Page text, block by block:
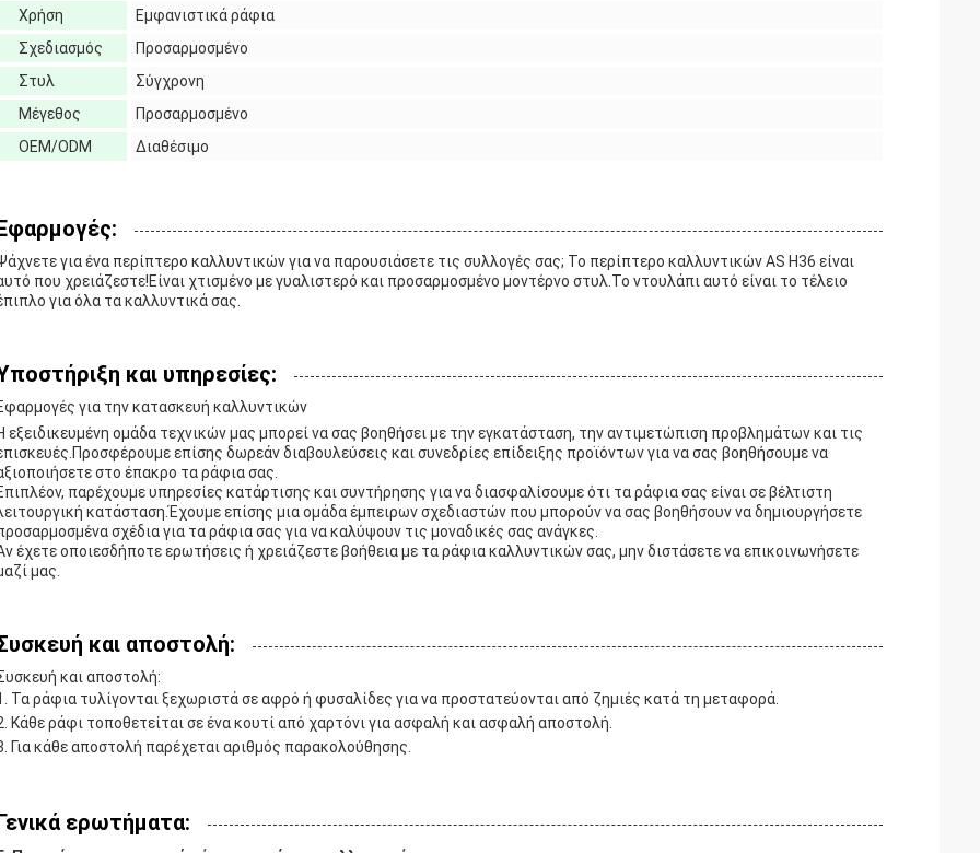
Χρήση
Εμφανιστικά ράφια
Σχεδιασμός
Προσαρμοσμένο
Στυλ
Σύγχρονη
Μέγεθος
Προσαρμοσμένο
OEM/ODM
Διαθέσιμο
για ένα περίπτερο καλλυντικών για να παρουσιάσετε τις συλλογές σας; Το περίπτερο καλλυντικών AS H36 είναι
που χρειάζεστε!Είναι χτισμένο με γυαλιστερό και προσαρμοσμένο μοντέρνο στυλ.Το ντουλάπι αυτό είναι το τέλειο
για όλα τα καλλυντικά σας.
και υπηρεσίες:
για την κατασκευή καλλυντικών
εξειδικευμένη ομάδα τεχνικών μας μπορεί να σας βοηθήσει με την εγκατάσταση, την αντιμετώπιση προβλημάτων και τις
επίσης δωρεάν διαβουλεύσεις και συνεδρίες επίδειξης προϊόντων για να σας βοηθήσουμε να
στο έπακρο τα ράφια σας.
παρέχουμε υπηρεσίες κατάρτισης και συντήρησης για να διασφαλίσουμε ότι τα ράφια σας είναι σε βέλτιστη
κατάσταση.Έχουμε επίσης μια ομάδα έμπειρων σχεδιαστών που μπορούν να σας βοηθήσουν να δημιουργήσετε
σχέδια για τα ράφια σας για να καλύψουν τις μοναδικές σας ανάγκες.
έχετε οποιεσδήποτε ερωτήσεις ή χρειάζεστε βοήθεια με τα ράφια καλλυντικών σας, μην διστάσετε να επικοινωνήσετε
μας.
και αποστολή:
και αποστολή:
Τα ράφια τυλίγονται ξεχωριστά σε αφρό ή φυσαλίδες για να προστατεύονται από ζημιές κατά τη μεταφορά.
Κάθε ράφι τοποθετείται σε ένα κουτί από χαρτόνι για ασφαλή και ασφαλή αποστολή.
Για κάθε αποστολή παρέχεται αριθμός παρακολούθησης.
ερωτήματα: